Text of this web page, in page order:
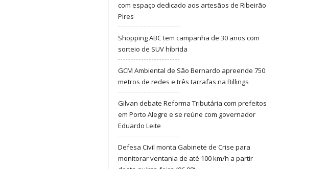
com espaço dedicado aos artesãos de Ribeirão
Pires
Shopping ABC tem campanha de 30 anos com
sorteio de SUV híbrida
GCM Ambiental de São Bernardo apreende 750
metros de redes e três tarrafas na Billings
Gilvan debate Reforma Tributária com prefeitos
em Porto Alegre e se reúne com governador
Eduardo Leite
Defesa Civil monta Gabinete de Crise para
monitorar ventania de até 100 km/h a partir